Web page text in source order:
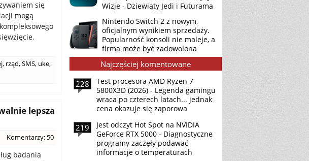
się
mogą
, rząd,SMS, uke,
lepsza
Komentarzy: 50
badania
Wizje - Dziewiąty Jedi i Futurama
Nintendo Switch 2 z nowym,
oficjalnym wynikiem sprzedaży.
Popularność konsoli nie maleje, a
firma może być zadowolona
Najczęściej komentowane
228
Test procesora AMD Ryzen 7
5800X3D (2026) - Legenda gamingu
wraca po czterech latach... jednak
cena okazuje się zaporowa
219
Jest odczyt Hot Spot na NVIDIA
GeForce RTX 5000 - Diagnostyczne
programy zaczęły podawać
informacje o temperaturach